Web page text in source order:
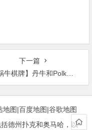
下一篇
棋牌】丹牛和Polk的单挑赛将继续进行至25000手
地图|百度地图|谷歌地图
德州扑克和奥马哈，以